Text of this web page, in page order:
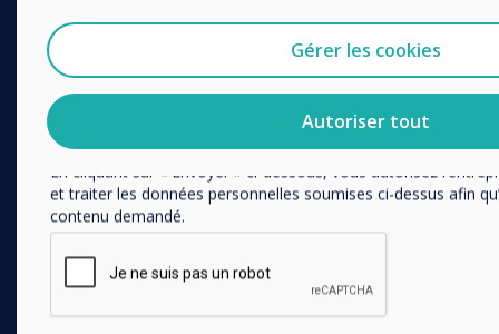
Ecosystème Digital
Ecrans Interactifs
Ecrans Professionnels
Affichage Dynamique
Logiciel
Communication Unifiée
Gérer les cookies
Autoriser tout
Vous pouvez vous désabonner de ces communications à
politiques de confidentialité et sur notre engagement vis-à-
respect de la vie privée.
En cliquant sur « Envoyer » ci-dessous, vous autorisez
et traiter les données personnelles soumises ci-dessus afin
contenu demandé.